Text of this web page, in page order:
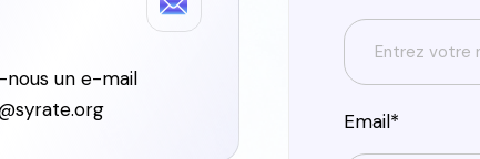
nous un e-mail
Email*